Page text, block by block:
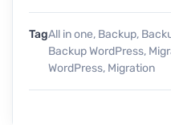
TagAll in one, Backup,
Backup WordPress,
WordPress, Migration